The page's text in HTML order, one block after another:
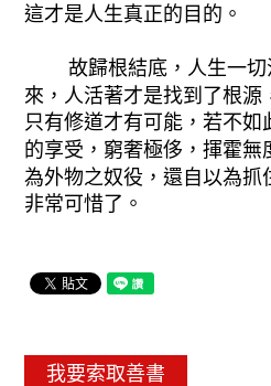
這才是人生真正的目的。
故歸根結底，人生一切
來，人活著才是找到了根源
只有修道才有可能，若不如
的享受，窮奢極侈，揮霍無
為外物之奴役，還自以為抓
非常可惜了。
我要索取善書